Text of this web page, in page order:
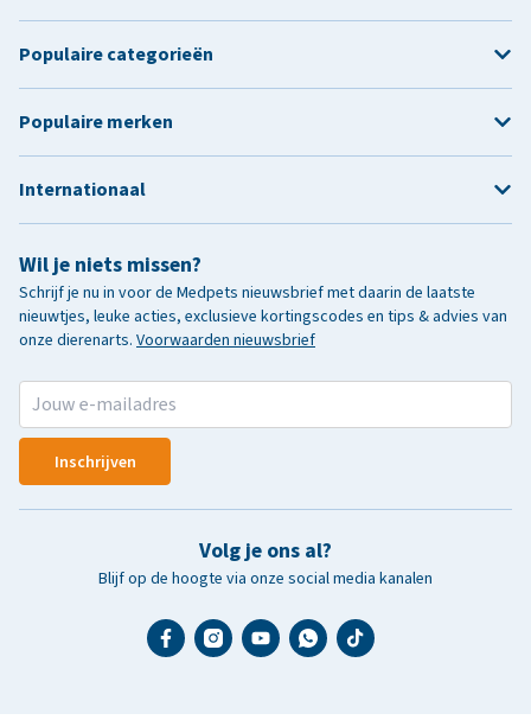
Wil je niets missen?
Schrijf je nu in voor de Medpets nieuwsbrief met daarin de laatste
nieuwtjes, leuke acties, exclusieve kortingscodes en tips & advies van
onze dierenarts. Voorwaarden nieuwsbrief
Inschrijven
Volg je ons al?
Blijf op de hoogte via onze social media kanalen
Populaire categorieën
Populaire merken
Internationaal